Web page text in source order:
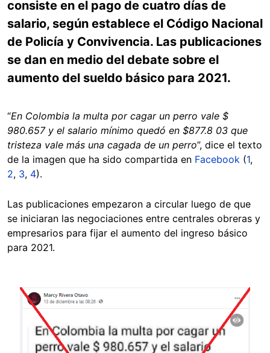
consiste en el pago de cuatro días de
salario, según establece el Código Nacional
de Policía y Convivencia. Las publicaciones
se dan en medio del debate sobre el
aumento del sueldo básico para 2021.
“En Colombia la multa por cagar un perro vale $
980.657 y el salario mínimo quedó en $877.8 03 que
tristeza vale más una cagada de un perro”, dice el texto
de la imagen que ha sido compartida en Facebook (1,
2, 3, 4).
Las publicaciones empezaron a circular luego de que
se iniciaran las negociaciones entre centrales obreras y
empresarios para fijar el aumento del ingreso básico
para 2021.
Image